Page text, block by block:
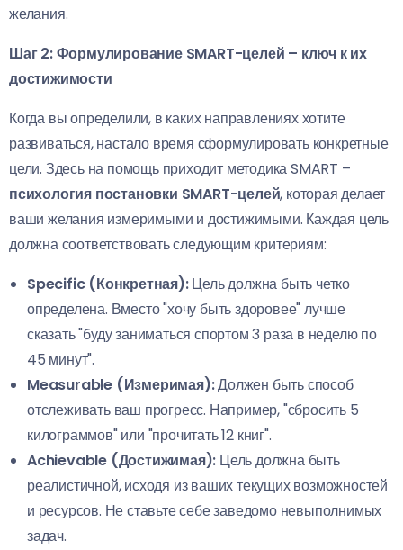
желания.
Шаг 2: Формулирование SMART-целей – ключ к их
достижимости
Когда вы определили, в каких направлениях хотите
развиваться, настало время сформулировать конкретные
цели. Здесь на помощь приходит методика SMART –
психология постановки SMART-целей, которая делает
ваши желания измеримыми и достижимыми. Каждая цель
должна соответствовать следующим критериям:
Specific (Конкретная):Цель должна быть четко
определена. Вместо "хочу быть здоровее" лучше
сказать "буду заниматься спортом 3 раза в неделю по
45 минут".
Measurable (Измеримая):Должен быть способ
отслеживать ваш прогресс. Например, "сбросить 5
килограммов" или "прочитать 12 книг".
Achievable (Достижимая): Цель должна быть
реалистичной, исходя из ваших текущих возможностей
и ресурсов. Не ставьте себе заведомо невыполнимых
задач.